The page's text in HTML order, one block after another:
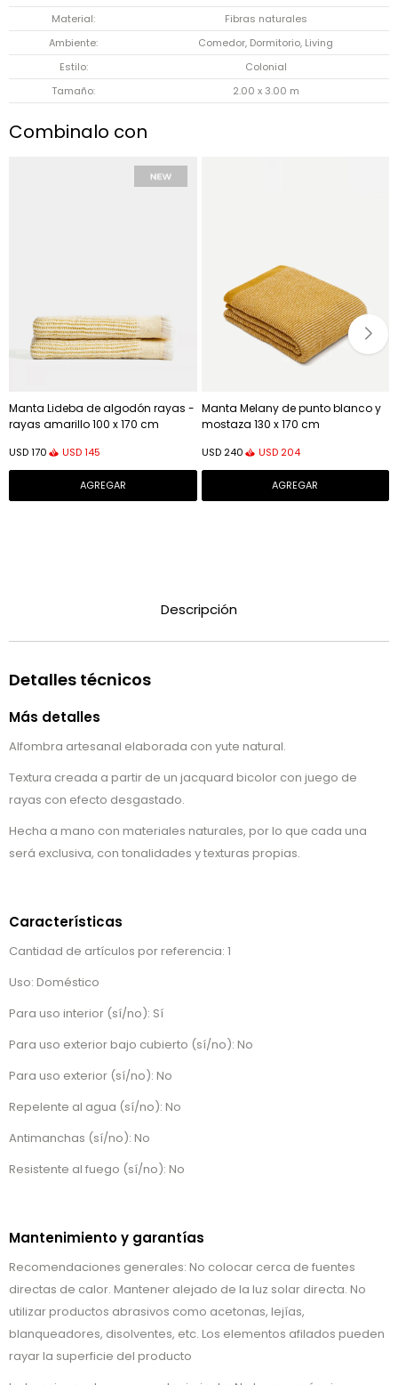
Material
Fibras naturales
Ambiente
Comedor, Dormitorio, Living
Estilo
Colonial
Tamaño
2.00 x 3.00 m
Combinalo con
Manta Lideba de algodón rayas -
rayas amarillo 100 x 170 cm
USD170 USD145
Manta Melany de punto blanco y
mostaza 130 x 170 cm
USD 240 USD 204
Descripción
Detalles técnicos
Más detalles
Alfombra artesanal elaborada con yute natural.
Textura creada a partir de un jacquard bicolor con juego de
rayas con efecto desgastado.
Hecha a mano con materiales naturales, por lo que cada una
será exclusiva, con tonalidades y texturas propias.
Características
Cantidad de artículos por referencia: 1
Uso: Doméstico
Para uso interior (sí/no): Sí
Para uso exterior bajo cubierto (sí/no): No
Para uso exterior (sí/no): No
Repelente al agua (sí/no): No
Antimanchas (sí/no): No
Resistente al fuego (sí/no): No
Mantenimiento y garantías
Recomendaciones generales: No colocar cerca de fuentes
directas de calor. Mantener alejado de la luz solar directa. No
utilizar productos abrasivos como acetonas, lejías,
blanqueadores, disolventes, etc. Los elementos afilados pueden
rayar la superficie del producto